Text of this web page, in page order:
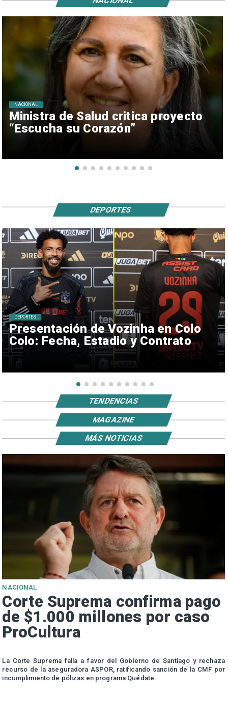
Ministra de Salud critica proyecto
“Escucha su Corazón”
NACIONAL
Presentación de Vozinha en Colo
Colo: Fecha, Estadio y Contrato
DEPORTES
DEPORTES
TENDENCIAS
MAGAZINE
NACIONAL
Corte Suprema confirma pago
de $1.000 millones por caso
ProCultura
La Corte Suprema falla a favor del Gobierno de Santiago y rechaza
recurso de la aseguradora ASPOR, ratificando sanción de la CMF por
incumplimiento de pólizas en programa Quédate.
MÁS NOTICIAS